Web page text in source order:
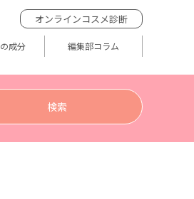
オンラインコスメ診断
成分 編集部コラム